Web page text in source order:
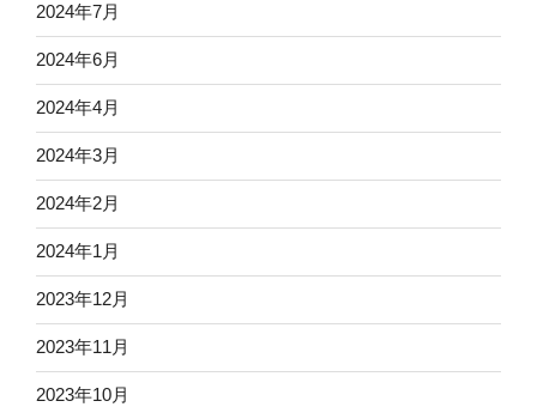
2024年7月
2024年6月
2024年4月
2024年3月
2024年2月
2024年1月
2023年12月
2023年11月
2023年10月